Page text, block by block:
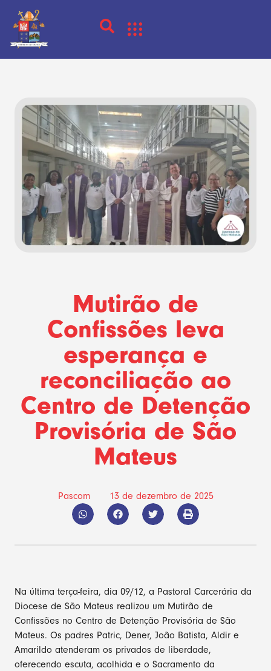
Mutirão de
Confissões leva
esperança e
reconciliação ao
Centro de Detenção
Provisória de São
Mateus
Pascom 13 de dezembro de 2025
Na última terça-feira, dia 09/12, a Pastoral Carcerária da
Diocese de São Mateus realizou um Mutirão de
Confissões no Centro de Detenção Provisória de São
Mateus. Os padres Patric, Dener, João Batista, Aldir e
Amarildo atenderam os privados de liberdade,
oferecendo escuta, acolhida e o Sacramento da